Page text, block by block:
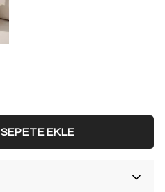
SEPETE EKLE